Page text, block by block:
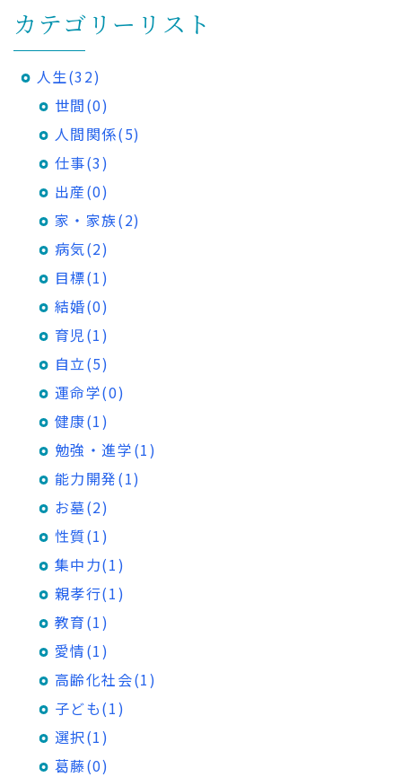
カテゴリーリスト
人生(32)
世間(0)
人間関係(5)
仕事(3)
出産(0)
家・家族(2)
病気(2)
目標(1)
結婚(0)
育児(1)
自立(5)
運命学(0)
健康(1)
勉強・進学(1)
能力開発(1)
お墓(2)
性質(1)
集中力(1)
親孝行(1)
教育(1)
愛情(1)
高齢化社会(1)
子ども(1)
選択(1)
葛藤(0)